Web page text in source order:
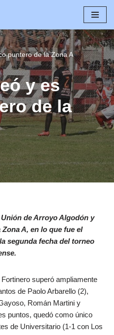
puntero de la Zona A
y es
de la
de Arroyo Algodón y
A, en lo que fue el
segunda fecha del torneo
superó ampliamente
de Paolo Arbarello (2),
Román Martini y
puntos, quedó como único
de Universitario (1-1 con Los